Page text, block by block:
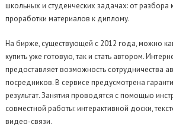
школьных и студенческих задачах: от
проработки материалов к диплому.
На бирже, существующей с 2012 года, можно
купить уже готовую, так и стать автором.
предоставляет возможность сотрудничества
посредников. В сервисе предусмотрена
результат. Занятия проводятся с помощью
совместной работы: интерактивной доски,
видео-связи.